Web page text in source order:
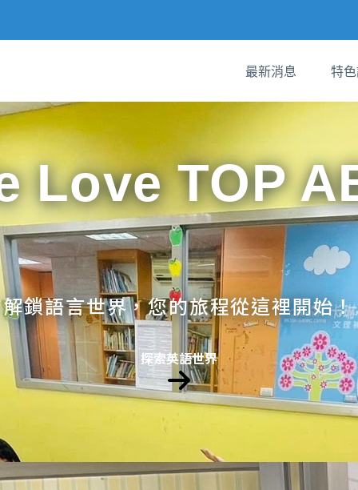
最新消息 特
Love TOP
解鎖語言世界，您的旅程從這裡開始！
探索英語世界